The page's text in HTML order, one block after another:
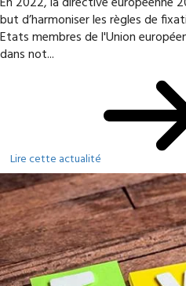
but d’harmoniser les règles de
Etats membres de l'Union
dans not...
Lire cette actualité